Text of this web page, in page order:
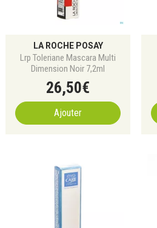
LA ROCHE POSAY
Lrp Toleriane Mascara Multi
Dimension Noir 7,2ml
26,50€
Ajouter